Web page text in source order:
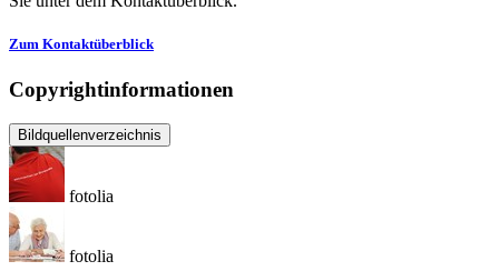
Zum Kontaktüberblick
Copyrightinformationen
Bildquellenverzeichnis
fotolia
fotolia